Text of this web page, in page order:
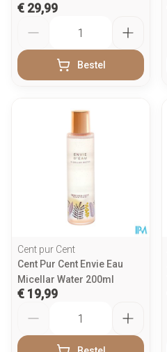
€ 29,99
Bestel
Cent pur Cent
Cent Pur Cent Envie Eau
Micellar Water 200ml
€ 19,99